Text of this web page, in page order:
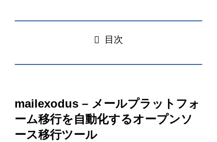
目次
mailexodus – メールプラットフォ
ーム移行を自動化するオープンソ
ース移行ツール